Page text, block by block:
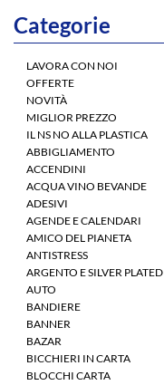
Categorie
LAVORA CON NOI
OFFERTE
NOVITÀ
MIGLIOR PREZZO
IL NS NO ALLA PLASTICA
ABBIGLIAMENTO
ACCENDINI
ACQUA VINO BEVANDE
ADESIVI
AGENDE E CALENDARI
AMICO DEL PIANETA
ANTISTRESS
ARGENTO E SILVER PLATED
AUTO
BANDIERE
BANNER
BAZAR
BICCHIERI IN CARTA
BLOCCHI CARTA